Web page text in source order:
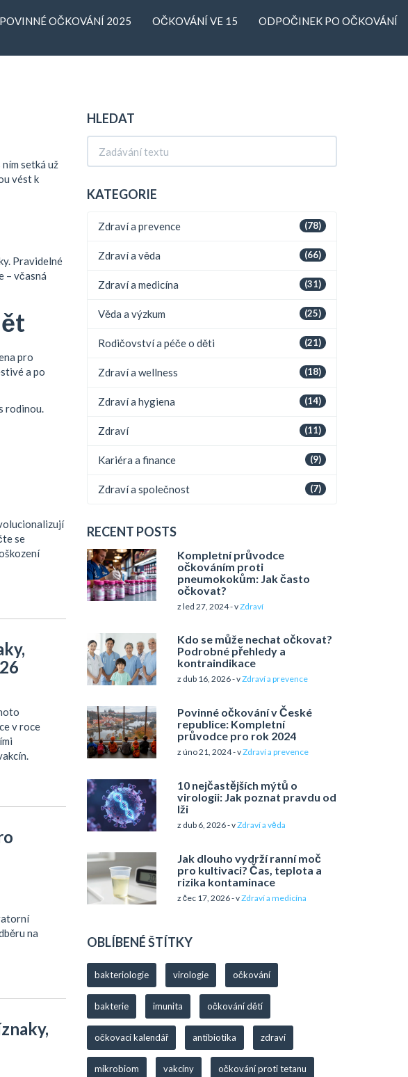
POVINNÉ OČKOVÁNÍ 2025 OČKOVÁNÍ VE 15 ODPOČINEK PO OČKOVÁNÍ
setká už
vést k
Pravidelné
– včasná
pro
a po
rodinou.
se
v roce
na
HLEDAT
KATEGORIE
(78)
Zdraví a prevence
(66)
Zdraví a věda
(31)
Zdraví a medicína
(25)
Věda a výzkum
(21)
Rodičovství a péče o děti
(18)
Zdraví a wellness
(14)
Zdraví a hygiena
(11)
Zdraví
(9)
Kariéra a finance
(7)
Zdraví a společnost
RECENT POSTS
Kompletní průvodce
očkováním proti
pneumokokům: Jak často
očkovat?
z led 27, 2024 - vZdraví
Kdo se může nechat očkovat?
Podrobné přehledy a
kontraindikace
z dub 16, 2026 - vZdraví a prevence
Povinné očkování v České
republice: Kompletní
průvodce pro rok 2024
z úno 21, 2024 - vZdraví a prevence
10 nejčastějších mýtů o
virologii: Jak poznat pravdu od
lži
z dub 6, 2026 - vZdraví a věda
Jak dlouho vydrží ranní moč
pro kultivaci? Čas, teplota a
rizika kontaminace
z čec 17, 2026 - vZdraví a medicína
OBLÍBENÉ ŠTÍTKY
bakteriologie virologie očkování
bakterie imunita očkování dětí
očkovací kalendář antibiotika zdraví
mikrobiom vakcíny očkování proti tetanu